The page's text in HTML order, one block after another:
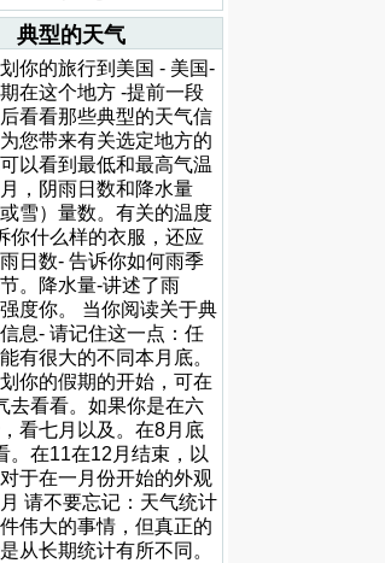
典型的天气
你的旅行到美国 - 美国-
在这个地方 -提前一段
看看那些典型的天气信
您带来有关选定地方的
以看到最低和最高气温
，阴雨日数和降水量
或雪）量数。有关的温度
你什么样的衣服，还应
日数- 告诉你如何雨季
。降水量-讲述了雨
强度你。 当你阅读关于典
息- 请记住这一点：任
有很大的不同本月底。
你的假期的开始，可在
去看看。如果你是在六
看七月以及。在8月底
。在11在12月结束，以
于在一月份开始的外观
请不要忘记：天气统计
伟大的事情，但真正的
从长期统计有所不同。